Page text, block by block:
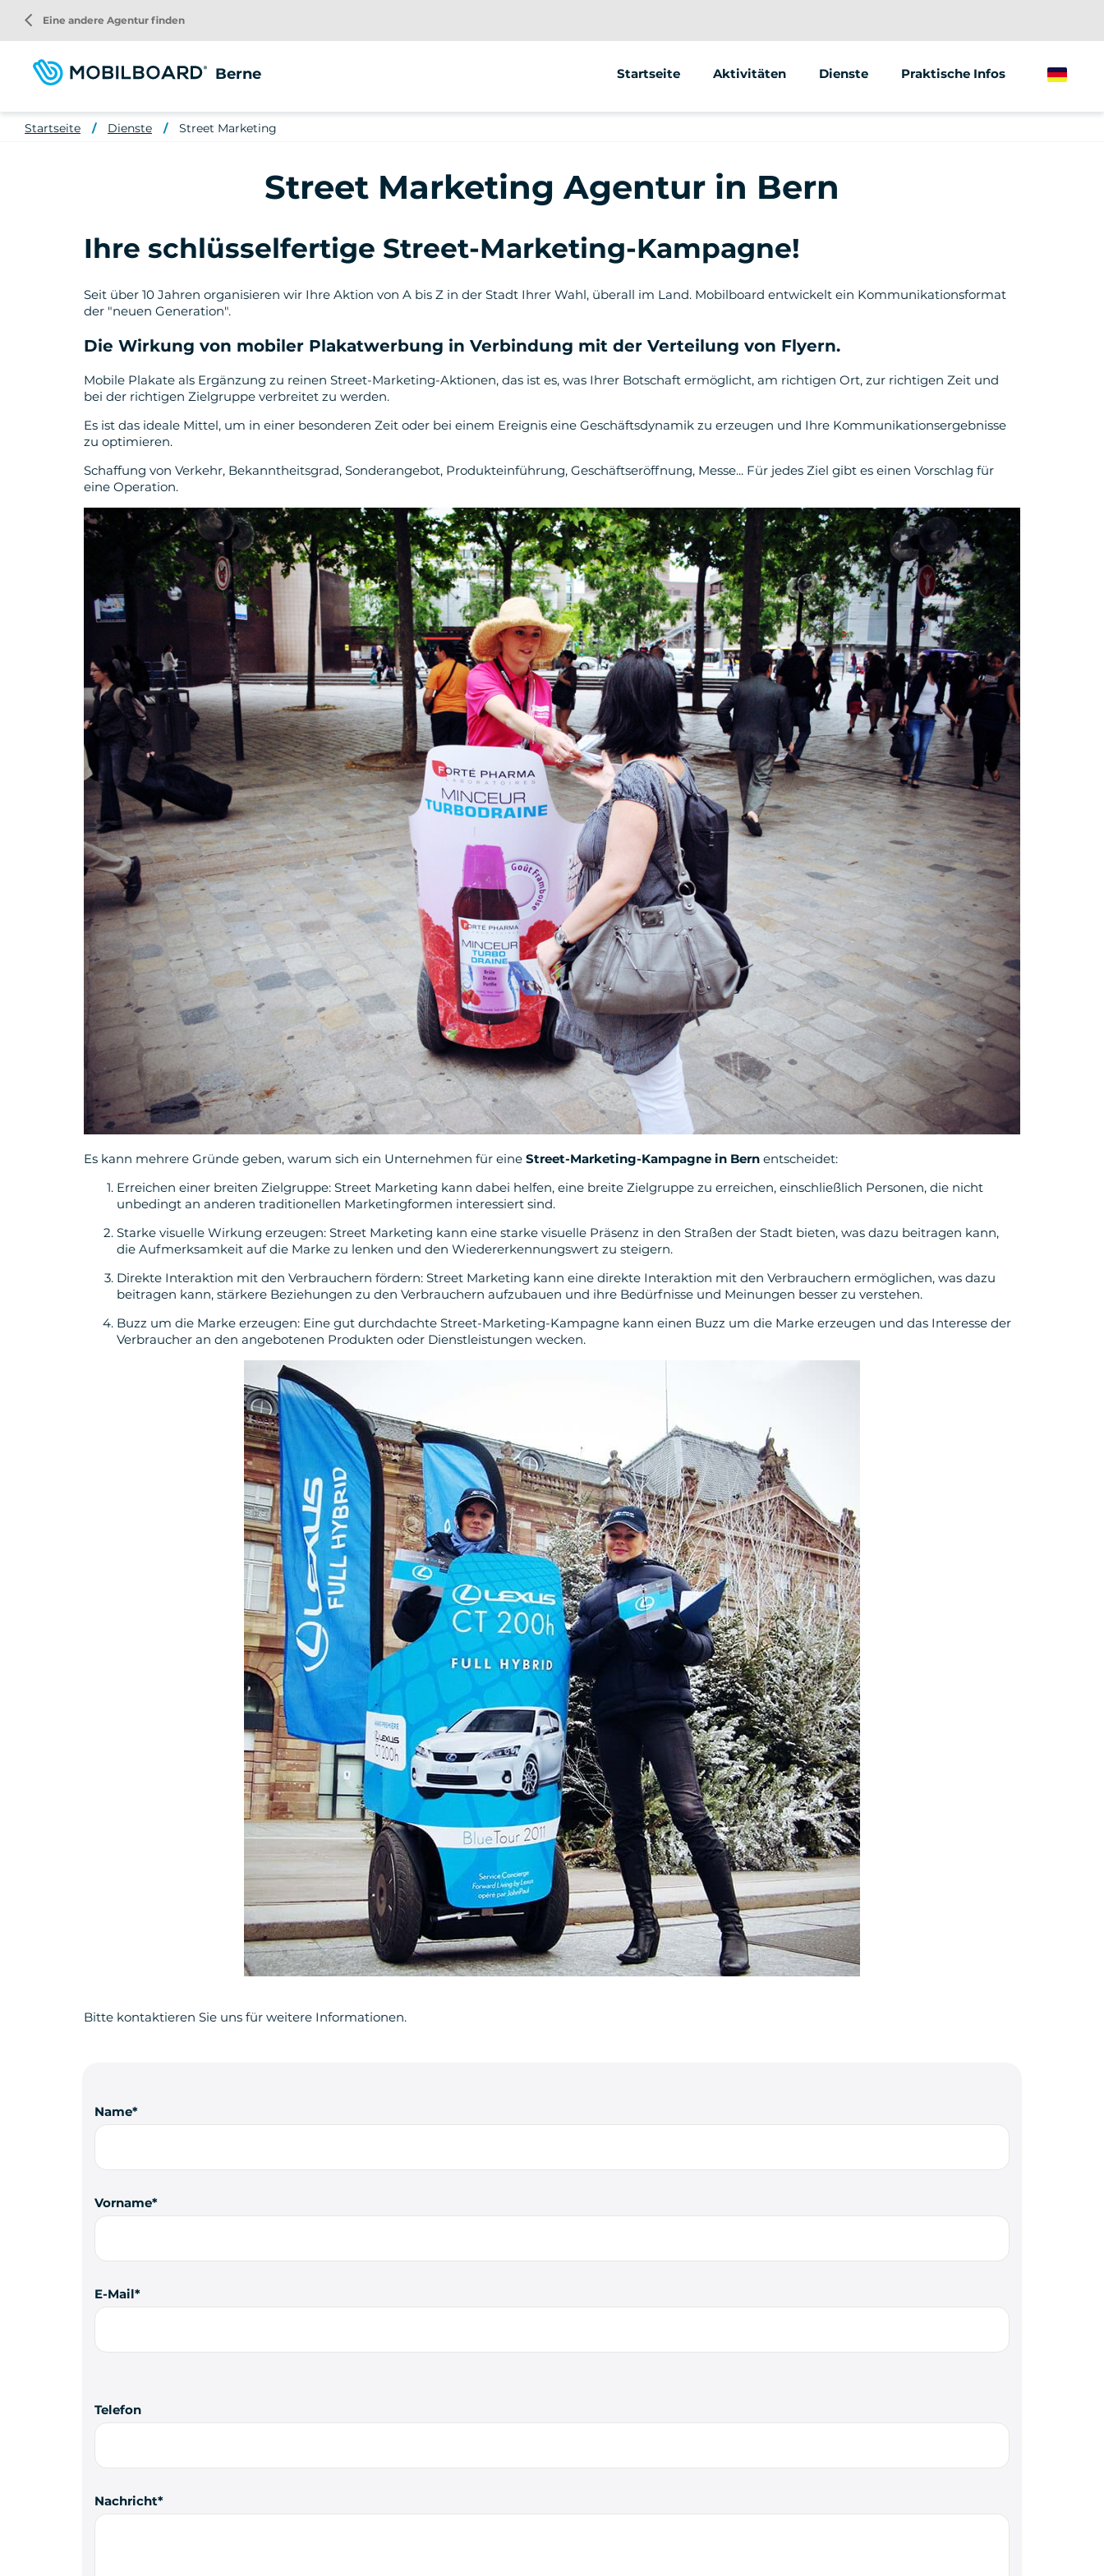
zum
Inhalt
Berne Startseite Aktivitäten
Segway
Elektrisches Fahrrad
Dienste
Animationen &amp; Seminare
Praktische Infos
arrow_back_ios Eine andere Agentur finden
German
Startseite Dienste Street Marketing
Street Marketing Agentur in Bern
Ihre schlüsselfertige Street-Marketing-Kampagne!
Seit über 10 Jahren organisieren wir Ihre Aktion von A bis Z in der Stadt Ihrer Wahl, überall im Land. Mobilboard entwickelt ein Kommunikationsformat
der "neuen Generation".
Die Wirkung von mobiler Plakatwerbung in Verbindung mit der Verteilung von Flyern.
Mobile Plakate als Ergänzung zu reinen Street-Marketing-Aktionen, das ist es, was Ihrer Botschaft ermöglicht, am richtigen Ort, zur richtigen Zeit und
bei der richtigen Zielgruppe verbreitet zu werden.
Es ist das ideale Mittel, um in einer besonderen Zeit oder bei einem Ereignis eine Geschäftsdynamik zu erzeugen und Ihre Kommunikationsergebnisse
zu optimieren.
Schaffung von Verkehr, Bekanntheitsgrad, Sonderangebot, Produkteinführung, Geschäftseröffnung, Messe... Für jedes Ziel gibt es einen Vorschlag für
eine Operation.
Es kann mehrere Gründe geben, warum sich ein Unternehmen für eine Street-Marketing-Kampagne in Bern entscheidet:
Erreichen einer breiten Zielgruppe: Street Marketing kann dabei helfen, eine breite Zielgruppe zu erreichen, einschließlich Personen, die nicht
unbedingt an anderen traditionellen Marketingformen interessiert sind.
Starke visuelle Wirkung erzeugen: Street Marketing kann eine starke visuelle Präsenz in den Straßen der Stadt bieten, was dazu beitragen kann,
die Aufmerksamkeit auf die Marke zu lenken und den Wiedererkennungswert zu steigern.
Direkte Interaktion mit den Verbrauchern fördern: Street Marketing kann eine direkte Interaktion mit den Verbrauchern ermöglichen, was dazu
beitragen kann, stärkere Beziehungen zu den Verbrauchern aufzubauen und ihre Bedürfnisse und Meinungen besser zu verstehen.
Buzz um die Marke erzeugen: Eine gut durchdachte Street-Marketing-Kampagne kann einen Buzz um die Marke erzeugen und das Interesse der
Verbraucher an den angebotenen Produkten oder Dienstleistungen wecken.
Bitte kontaktieren Sie uns für weitere Informationen.
Name
Vorname
E-Mail
Telefon
Nachricht